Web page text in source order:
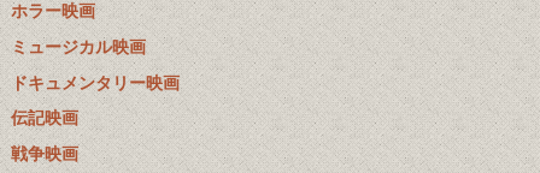
ホラー映画
ミュージカル映画
ドキュメンタリー映画
伝記映画
戦争映画